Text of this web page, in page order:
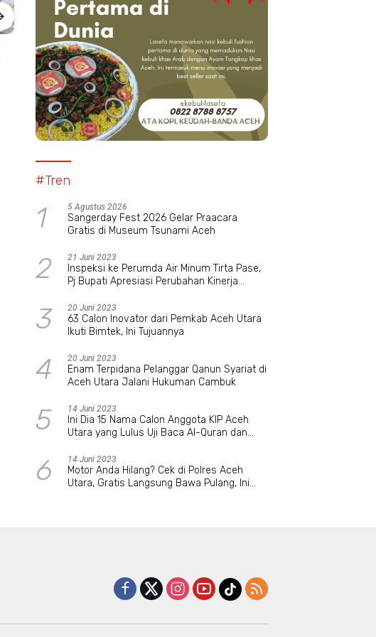
Islamic Relief Indonesia Hibur
Anak Yatim Cianjur Lewat
Rekreasi Bersama
Pimpin Himipol Unimal, Muspika
Zahara Dorong Budaya
Intelektual Kritis Mahasiswa
#Tren
1 5 Agustus 2026
Sangerday Fest 2026 Gelar Praacara
Gratis di Museum Tsunami Aceh
2 21 Juni 2023
Inspeksi ke Perumda Air Minum Tirta Pase,
Pj Bupati Apresiasi Perubahan Kinerja
3 20 Juni 2023
63 Calon Inovator dari Pemkab Aceh Utara
Ikuti Bimtek, Ini Tujuannya
4 20 Juni 2023
Enam Terpidana Pelanggar Qanun Syariat di
Aceh Utara Jalani Hukuman Cambuk
5 14 Juni 2023
Ini Dia 15 Nama Calon Anggota KIP Aceh
Utara yang Lulus Uji Baca Al-Quran dan
6 14 Juni 2023
Motor Anda Hilang? Cek di Polres Aceh
Utara, Gratis Langsung Bawa Pulang, Ini